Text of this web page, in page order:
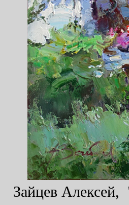
Зайцев Алексей,